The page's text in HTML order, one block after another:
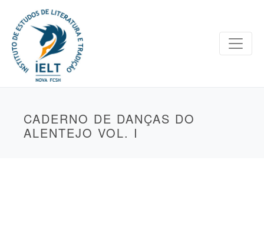
CADERNO DE DANÇAS DO
ALENTEJO VOL. I